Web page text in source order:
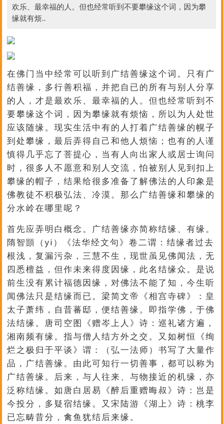
欢乐、最幸福的人。但也经常听到不要攀缘这个词，因为攀
缘就有烦..
在佛门当中经常可以听到广结善缘这个词。只有广
结善缘，多行善积福，并把自已的所有与别人分享
的人，才是最欢乐、最幸福的人。但也经常听到不
要攀缘这个词，因为攀缘就有烦恼，所以为人处世
应该随缘。现实生活中有的人打着广结善缘的幌子
到处攀缘，最后弄得自己和他人烦恼；也有的人谨
慎得几乎忘了菩提心，当有人向出家人或居士询问
时，很多人不愿意和别人交流，怕被别人见到扣上
攀缘的帽子，结果给很多准备了解佛法的人印象是
佛教徒不积极弘法、冷漠。那么广结善缘和攀缘的
分水岭在哪里呢？
首先应弄明白概念。广结善缘亦简称结缘、有缘。
隋智顗（yi）《法华经文句》卷二谓：结缘者过去
根浅，复漏污杂，三慧不生，现世虽见佛闻法，无
四悉檀益，但作未来得度因缘，此名结缘众。是说
前生没有累计福德因缘，对佛法不能了知，今生听
闻佛法只是结缘而已。梁简文帝《相宫寺碑》：皇
太子萧纬，自昔蕃邸，便结善缘。即指学佛，于佛
法结缘。唐司空图《赠岑上人》诗：巡礼诸方遍，
湘南频有缘。指与僧人结方外之交。又如树恒《绚
烂之极归于平谈》谓：（弘一法师）书写了大量作
品，广结善缘。由此可知行一切善事，都可以称为
广结善缘。后来，与人往来、与物接近的机缘，亦
泛称结缘。如唐白居易《醉后重赠晦叔》诗：岂是
今投分，多疑宿结缘。又宋陆游《湖上》诗：桃李
已忘畴昔分，禽鱼犹结后来缘。